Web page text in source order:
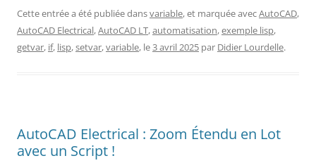
Cette entrée a été publiée dansvariable, et marquée avecAutoCAD,
AutoCAD Electrical,AutoCAD LT,automatisation,exemple lisp,
getvar, if, lisp,setvar,variable, le3 avril 2025 par Didier Lourdelle.
AutoCAD Electrical : Zoom Étendu en Lot
avec un Script !